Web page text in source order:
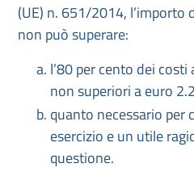
(UE) n. 651/2014, l’importo
non può superare:
l’80 per cento dei
non superiori a euro
quanto necessario per
esercizio e un utile
questione.